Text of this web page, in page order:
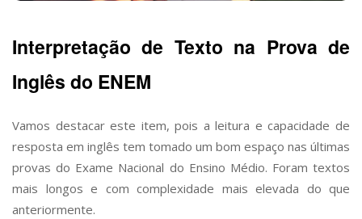
Interpretação de Texto na Prova de
Inglês do ENEM
Vamos destacar este item, pois a leitura e capacidade de
resposta em inglês tem tomado um bom espaço nas últimas
provas do Exame Nacional do Ensino Médio. Foram textos
mais longos e com complexidade mais elevada do que
anteriormente.